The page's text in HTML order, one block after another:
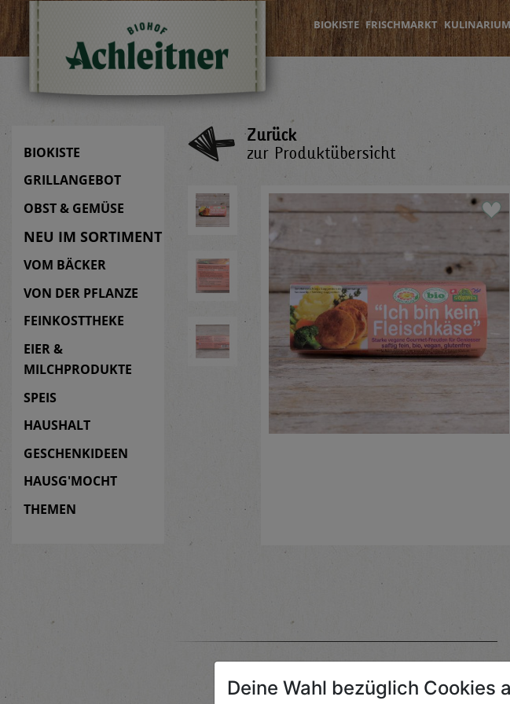
BIOKISTE FRISCHMARKT KULINARIUM
BIOKISTE
GRILLANGEBOT
OBST & GEMÜSE
NEU IM SORTIMENT
VOM BÄCKER
VON DER PFLANZE
FEINKOSTTHEKE
EIER &
MILCHPRODUKTE
SPEIS
HAUSHALT
GESCHENKIDEEN
HAUSG'MOCHT
THEMEN
Zurück
zur Produktübersicht
Deine Wahl bezüglich Cookies